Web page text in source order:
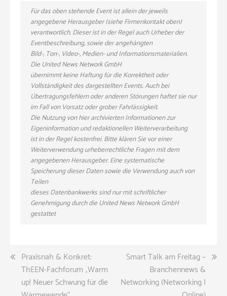
Für das oben stehende Event ist allein der jeweils
angegebene Herausgeber (siehe Firmenkontakt oben)
verantwortlich. Dieser ist in der Regel auch Urheber der
Eventbeschreibung, sowie der angehängten
Bild-, Ton-, Video-, Medien- und Informationsmaterialien.
Die United News Network GmbH
übernimmt keine Haftung für die Korrektheit oder
Vollständigkeit des dargestellten Events. Auch bei
Übertragungsfehlern oder anderen Störungen haftet sie nur
im Fall von Vorsatz oder grober Fahrlässigkeit.
Die Nutzung von hier archivierten Informationen zur
Eigeninformation und redaktionellen Weiterverarbeitung
ist in der Regel kostenfrei. Bitte klären Sie vor einer
Weiterverwendung urheberrechtliche Fragen mit dem
angegebenen Herausgeber. Eine systematische
Speicherung dieser Daten sowie die Verwendung auch von
Teilen
dieses Datenbankwerks sind nur mit schriftlicher
Genehmigung durch die United News Network GmbH
gestattet
Beitragsnavigation
Praxisnah & Konkret:
ThEEN-Fachforum „Warm
up! Neuer Schwung für die
Smart Talk am Freitag –
Branchennews &
Networking (Networking |